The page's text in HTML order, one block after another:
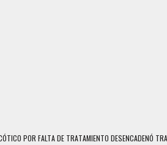
POR FALTA DE TRATAMIENTO DESENCADENÓ